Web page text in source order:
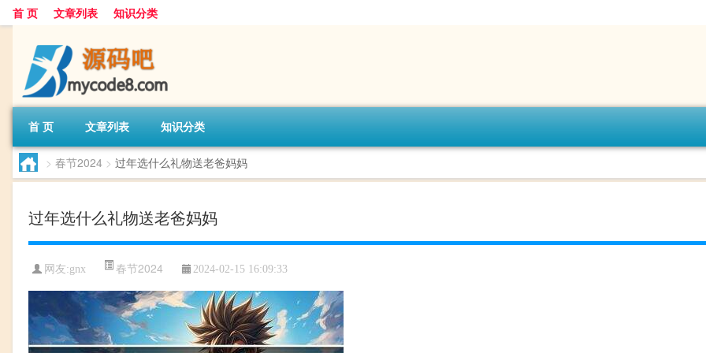
首 页 文章列表 知识分类
首 页 文章列表 知识分类
> 春节2024 > 过年选什么礼物送老爸妈妈
过年选什么礼物送老爸妈妈
网友:gnx 春节2024 2024-02-15 16:09:33